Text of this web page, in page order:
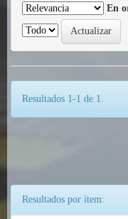
En
Resultados 1-1 de 1.
Resultados por ítem: